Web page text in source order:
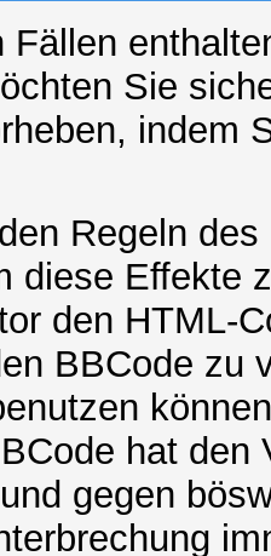
Fällen
Sie
indem
Regeln
diese Effekte
den HTML-
BBCode zu
hat
gegen